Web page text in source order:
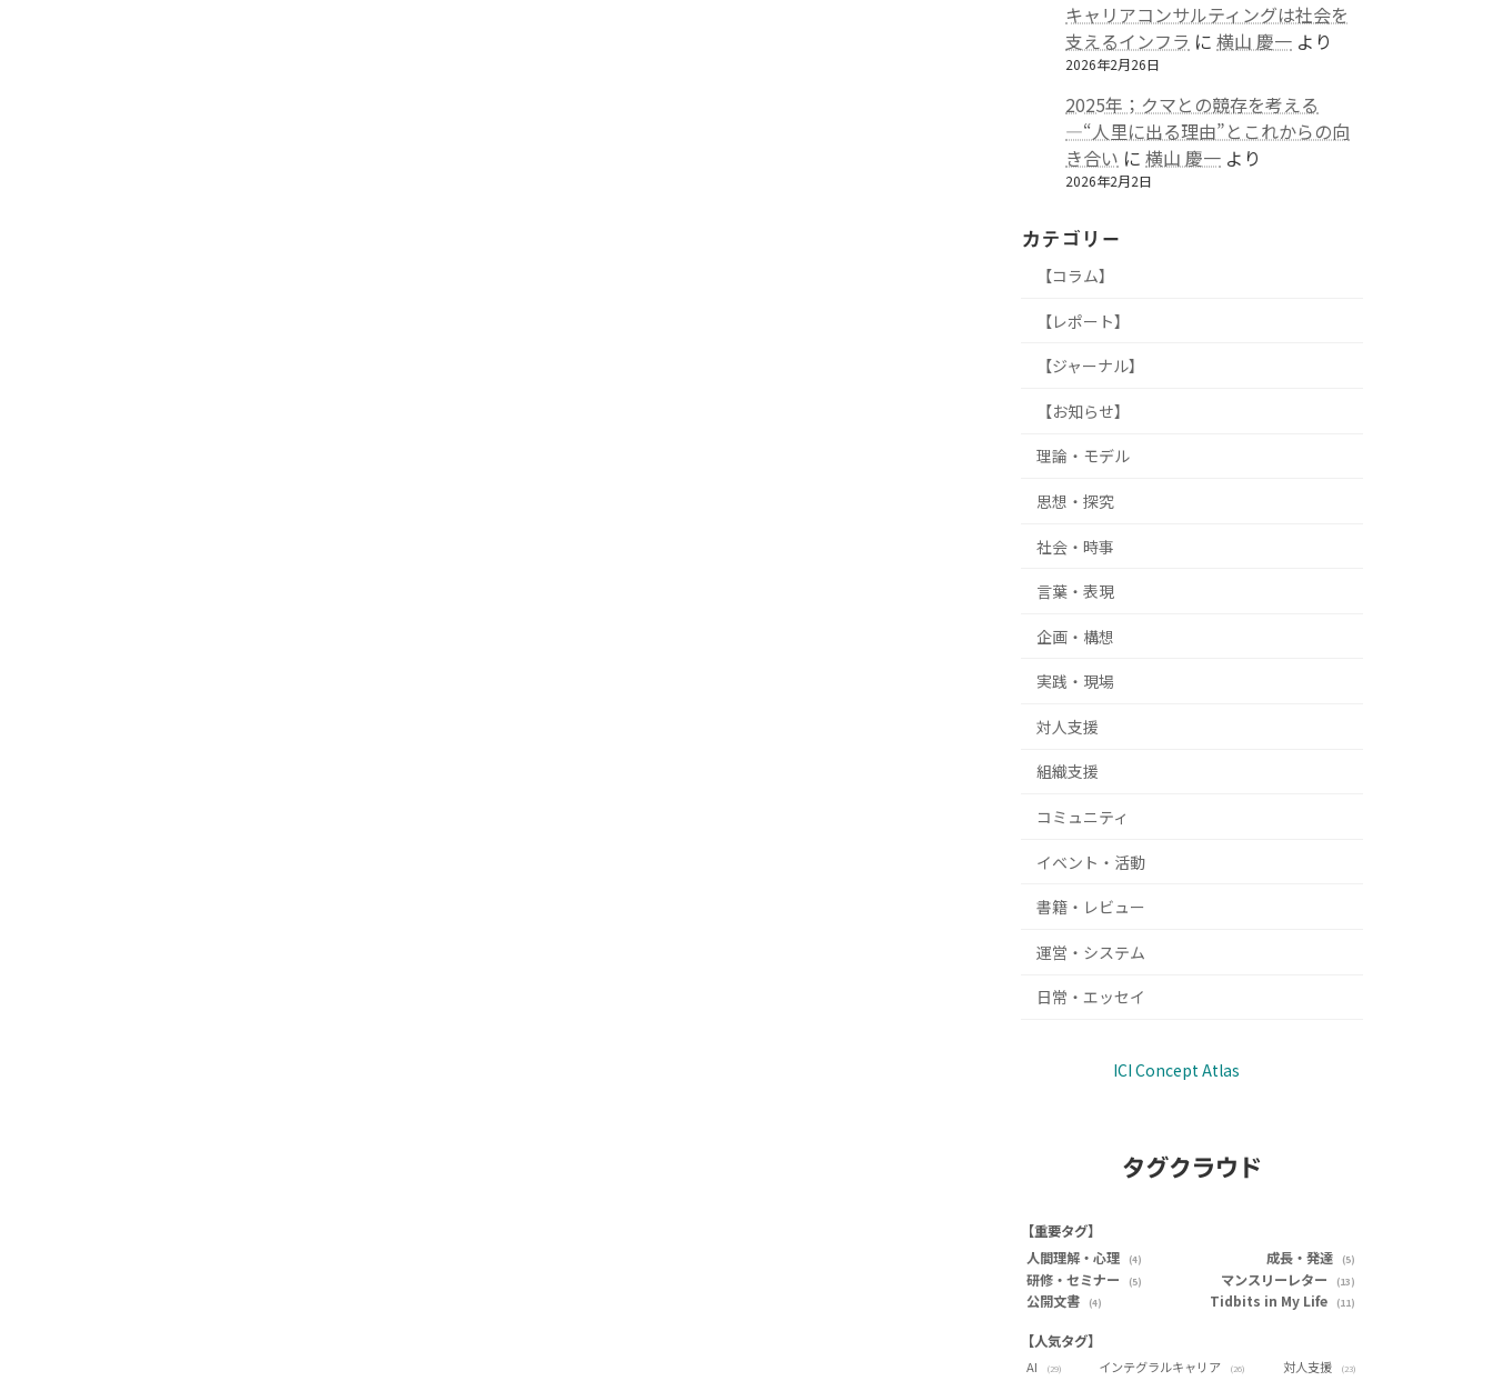
キャリアコンサルティングは社会を
支えるインフラ に横山 慶一 より
2026年2月26日
2025年；クマとの競存を考える
—“人里に出る理由”とこれからの向
き合い に横山 慶一 より
2026年2月2日
カテゴリー
【コラム】
【レポート】
【ジャーナル】
【お知らせ】
理論・モデル
思想・探究
社会・時事
言葉・表現
企画・構想
実践・現場
対人支援
組織支援
コミュニティ
イベント・活動
書籍・レビュー
運営・システム
日常・エッセイ
ICI Concept Atlas
タグクラウド
【重要タグ】
人間理解・心理
(4) 成長・発達 (5)
研修・セミナー (5) マンスリーレター (13)
公開文書 (4) Tidbits in My Life (11)
【人気タグ】
AI (29) インテグラルキャリア (26) 対人支援 (23)